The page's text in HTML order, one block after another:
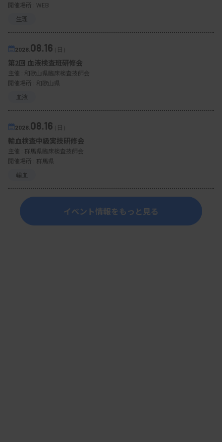
開催場所 : WEB
生理
2026. 08.16（日）
第2回 血液検査班研修会
主催 : 和歌山県臨床検査技師会
開催場所 : 和歌山県
血液
2026. 08.16（日）
輸血検査中級実技研修会
主催 : 群馬県臨床検査技師会
開催場所 : 群馬県
輸血
イベント情報をもっと見る